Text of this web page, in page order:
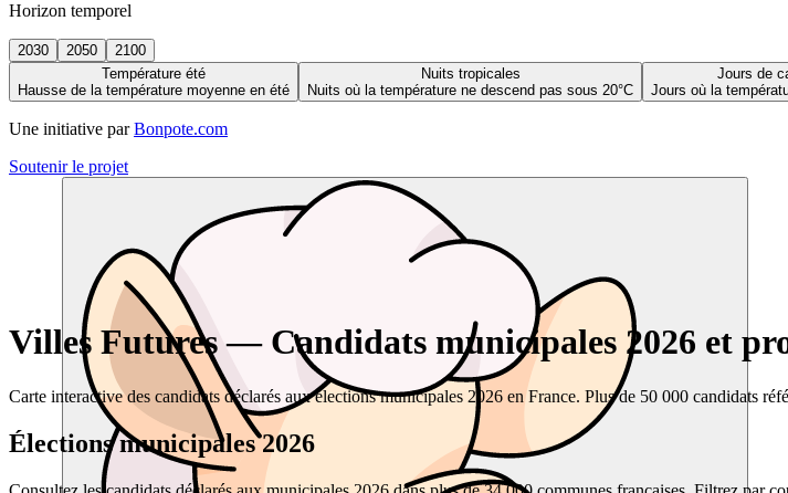
Horizon temporel
2030 2050
2100
Température été
Hausse de la température moyenne en été
Nuits tropicales
Nuits où la température ne descend pas sous 20°C
Jours de
Jours où la
Une initiative par Bonpote.com
Soutenir le projet
Villes Futures — Candidats municipales 2026 et
Carte interactive des candidats déclarés aux élections municipales 2026 en France. Plus de 50 000 candidats
Élections municipales 2026